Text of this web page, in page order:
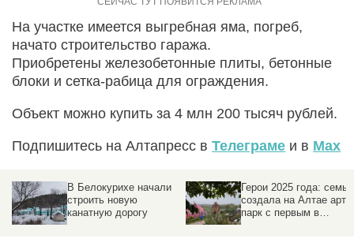
На участке имеется выгребная яма, погреб,
начато строительство гаража.
Приобретены железобетонные плиты, бетонные
блоки и сетка-рабица для ограждения.
Объект можно купить за 4 млн 200 тысяч рублей.
Подпишитесь на Алтапресс в Телеграме и в Max
В Белокурихе начали
строить новую
канатную дорогу
Герои 2025 года: семья
создала на Алтае арт-
парк с первым в